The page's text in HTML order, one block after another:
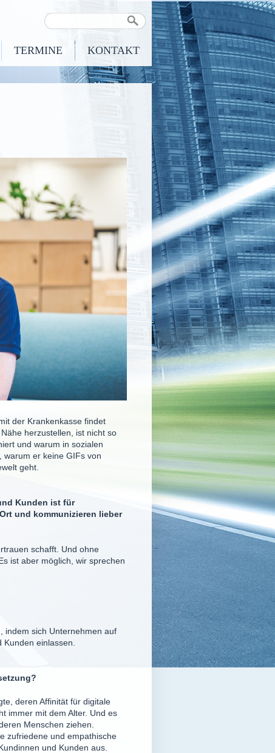
TERMINE KONTAKT
der Krankenkasse findet
herzustellen, ist nicht so
und warum in sozialen
warum er keine GIFs von
geht.
Kunden ist für
und kommunizieren lieber
schafft. Und ohne
ist aber möglich, wir sprechen
indem sich Unternehmen auf
Kunden einlassen.
deren Affinität für digitale
immer mit dem Alter. Und es
Menschen ziehen.
zufriedene und empathische
und Kunden aus.